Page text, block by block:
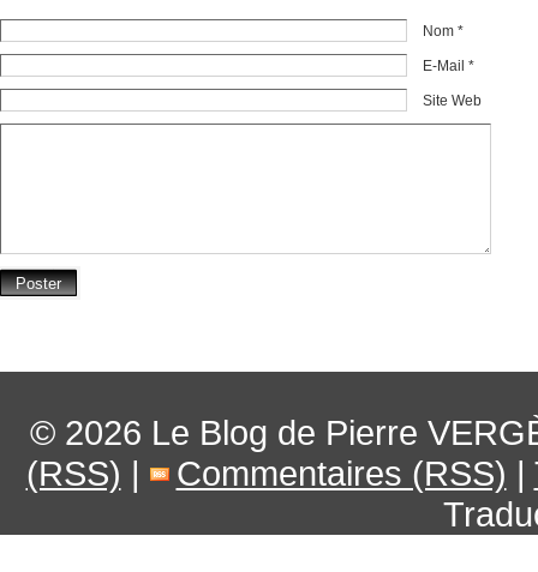
Nom *
E-Mail *
Site Web
© 2026 Le Blog de Pierre
(RSS) | Commentaires (RSS) |